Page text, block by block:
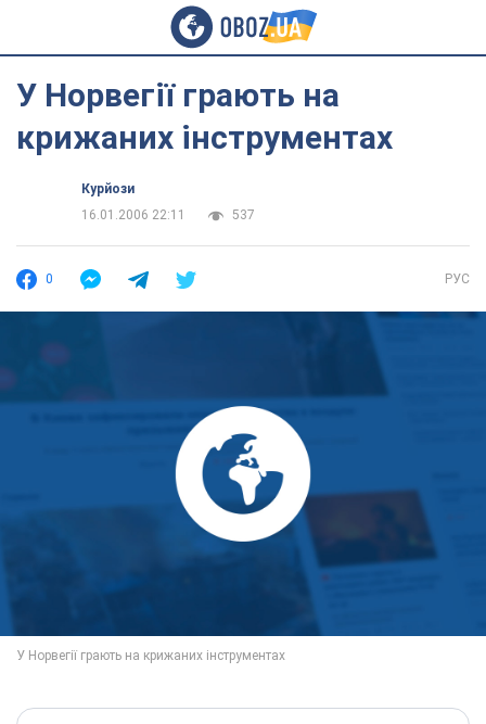
У Норвегії грають на
крижаних інструментах
Курйози
16.01.2006 22:11
537
0 РУС